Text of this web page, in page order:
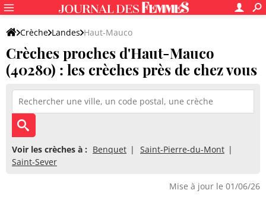
Crèche Landes Haut-Mauco
Crèches proches d'Haut-Mauco
(40280) : les crèches près de chez vous
Voir les crèches à : Benquet
Saint-Pierre-du-Mont
Saint-Sever
Mise à jour le 01/06/26